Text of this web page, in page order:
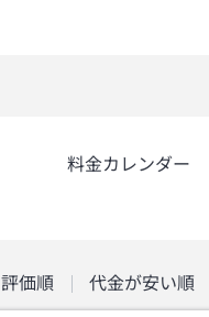
料金カレンダー
評価順 代金が安い順